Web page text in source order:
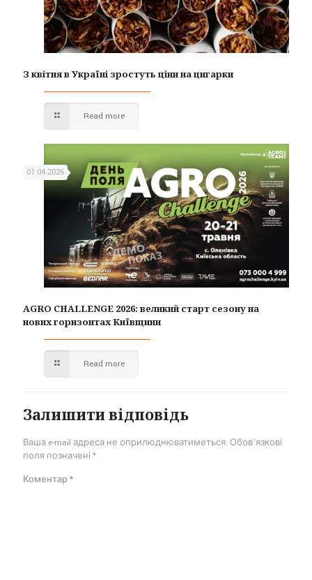
З квітня в Україні зростуть ціни на цигарки
Read more
01.04.2026
AGRO CHALLENGE 2026: великий старт сезону на
нових горизонтах Київщини
Read more
Залишити відповідь
Ваша e-mail адреса не оприлюднюватиметься. Обов’язкові
поля позначені *
Коментар*